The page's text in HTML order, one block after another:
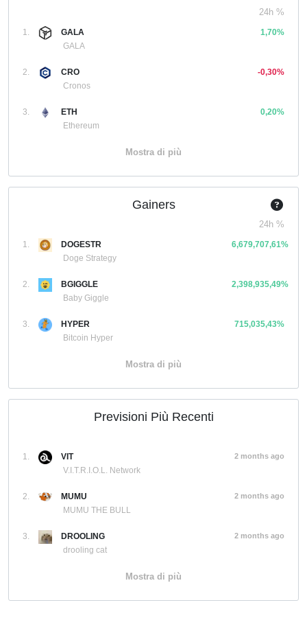
24h %
1.
GALA
GALA
1,70%
2.
CRO
Cronos
-0,30%
3.
ETH
Ethereum
0,20%
Mostra di più
Gainers
24h %
1.
DOGESTR
Doge Strategy
6,679,707,61%
2.
BGIGGLE
Baby Giggle
2,398,935,49%
3.
HYPER
Bitcoin Hyper
715,035,43%
Mostra di più
Previsioni Più Recenti
1.
VIT
V.I.T.R.I.O.L. Network
2 months ago
2.
MUMU
MUMU THE BULL
2 months ago
3.
DROOLING
drooling cat
2 months ago
Mostra di più